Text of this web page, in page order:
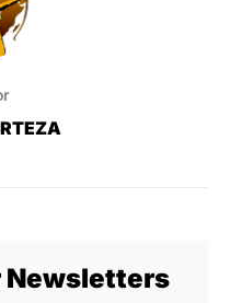
Newsletters